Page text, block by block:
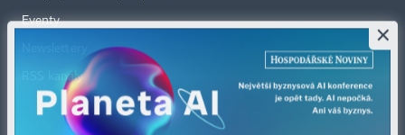
Eventy
RSS kanály
×